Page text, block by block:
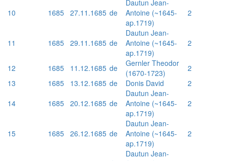
10 1685 27.11.1685 de
Dautun Jean-
Antoine (~1645-
ap.1719)
2
11 1685 29.11.1685 de
Dautun Jean-
Antoine (~1645-
ap.1719)
2
12 1685 11.12.1685 de
Gernler Theodor
(1670-1723)
2
13
1685 13.12.1685 de Donis David
2
14
1685 20.12.1685 de
Dautun Jean-
Antoine (~1645-
ap.1719)
2
15 1685 26.12.1685 de
Dautun Jean-
Antoine (~1645-
ap.1719)
2
Dautun Jean-